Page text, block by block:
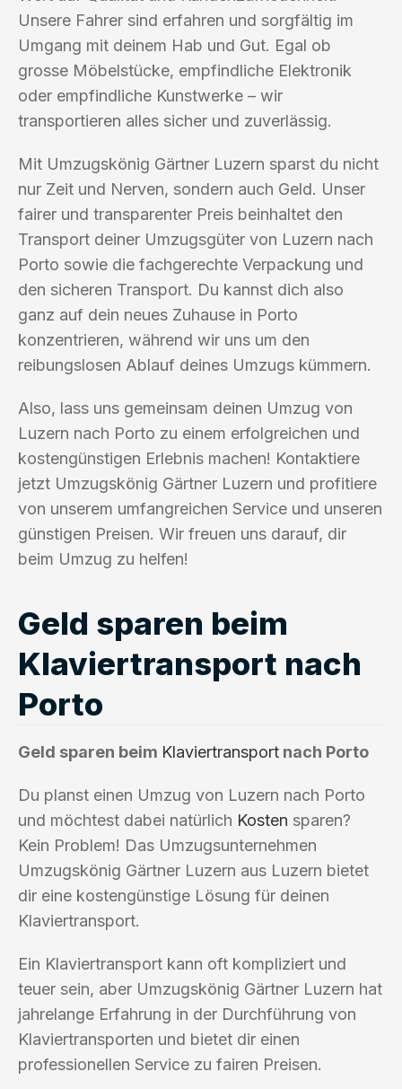
Unsere Fahrer sind erfahren und sorgfältig im
Umgang mit deinem Hab und Gut. Egal ob
grosse Möbelstücke, empfindliche Elektronik
oder empfindliche Kunstwerke – wir
transportieren alles sicher und zuverlässig.
Mit Umzugskönig Gärtner Luzern sparst du nicht
nur Zeit und Nerven, sondern auch Geld. Unser
fairer und transparenter Preis beinhaltet den
Transport deiner Umzugsgüter von Luzern nach
Porto sowie die fachgerechte Verpackung und
den sicheren Transport. Du kannst dich also
ganz auf dein neues Zuhause in Porto
konzentrieren, während wir uns um den
reibungslosen Ablauf deines Umzugs kümmern.
Also, lass uns gemeinsam deinen Umzug von
Luzern nach Porto zu einem erfolgreichen und
kostengünstigen Erlebnis machen! Kontaktiere
jetzt Umzugskönig Gärtner Luzern und profitiere
von unserem umfangreichen Service und unseren
günstigen Preisen. Wir freuen uns darauf, dir
beim Umzug zu helfen!
Geld sparen beim
Klaviertransport nach
Porto
Geld sparen beim Klaviertransport nach Porto
Du planst einen Umzug von Luzern nach Porto
und möchtest dabei natürlich Kosten sparen?
Kein Problem! Das Umzugsunternehmen
Umzugskönig Gärtner Luzern aus Luzern bietet
dir eine kostengünstige Lösung für deinen
Klaviertransport.
Ein Klaviertransport kann oft kompliziert und
teuer sein, aber Umzugskönig Gärtner Luzern hat
jahrelange Erfahrung in der Durchführung von
Klaviertransporten und bietet dir einen
professionellen Service zu fairen Preisen.